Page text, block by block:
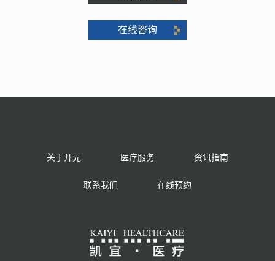
在线咨询
关于开元 医疗服务 资讯指南
联系我们 在线预约